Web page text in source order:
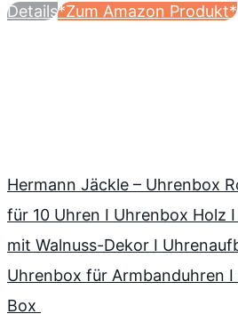
Details*Zum Amazon Produkt*
Hermann Jäckle – Uhrenbox
für 10 Uhren I Uhrenbox Holz
mit Walnuss-Dekor I
Uhrenbox für Armbanduhren
Box